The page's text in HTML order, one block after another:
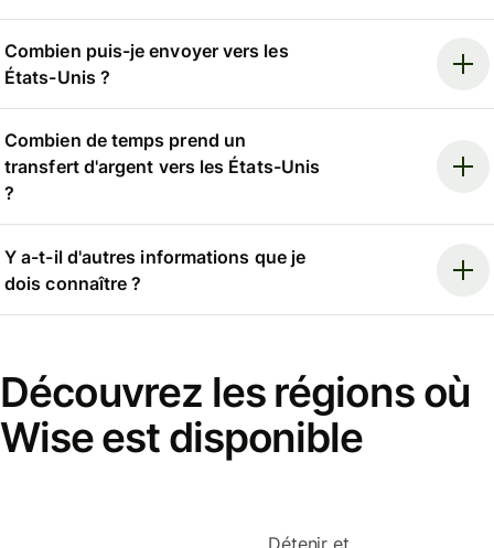
Combien puis-je envoyer vers les
États-Unis ?
Combien de temps prend un
transfert d'argent vers les États-Unis
?
Y a-t-il d'autres informations que je
dois connaître ?
Découvrez les régions où
Wise est disponible
Détenir et